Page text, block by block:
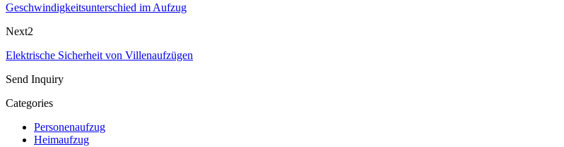
Geschwindigkeitsunterschied im Aufzug
Next2
Elektrische Sicherheit von Villenaufzügen
Send Inquiry
Categories
Personenaufzug
Heimaufzug